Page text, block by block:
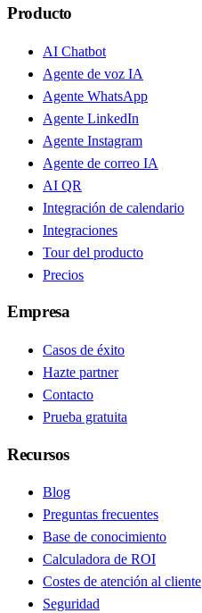
Producto
AI Chatbot
Agente de voz IA
Agente WhatsApp
Agente LinkedIn
Agente Instagram
Agente de correo IA
AI QR
Integración de calendario
Integraciones
Tour del producto
Precios
Empresa
Casos de éxito
Hazte partner
Contacto
Prueba gratuita
Recursos
Blog
Preguntas frecuentes
Base de conocimiento
Calculadora de ROI
Costes de atención al cliente
Seguridad